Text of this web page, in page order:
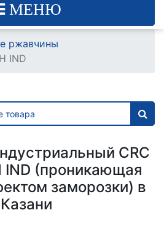
МЕНЮ
ржавчины
IND
CRC
IND (проникающая
заморозки) в
Казани